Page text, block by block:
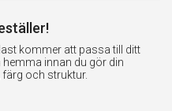
kommer att passa till ditt
innan du gör din
färg och struktur.